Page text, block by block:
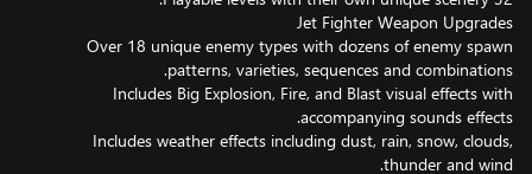
Over 18 unique enemy types with dozens of enemy spawn
Includes Big Explosion, Fire, and Blast visual effects with
Includes weather effects including dust, rain, snow, clouds,